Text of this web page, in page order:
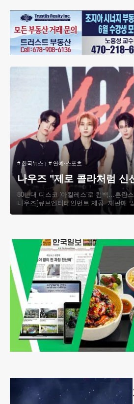
# 한국뉴스 # 연예·스포츠
80년대 디스코 '아킬레스'로 컴백…혼란
나우즈[큐브엔터테인먼트 제공. 재판매